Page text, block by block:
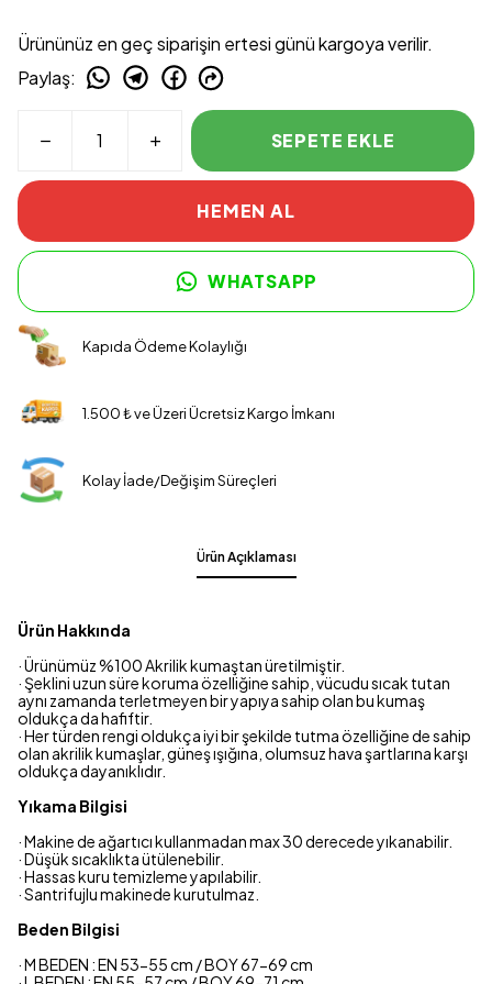
Ürününüz en geç siparişin ertesi günü kargoya verilir.
Paylaş:
SEPETE EKLE
HEMEN AL
WHATSAPP
Kapıda Ödeme Kolaylığı
1.500 ₺ ve Üzeri Ücretsiz Kargo İmkanı
Kolay İade/Değişim Süreçleri
Ürün Açıklaması
Ürün Hakkında
· Ürünümüz %100 Akrilik kumaştan üretilmiştir.
· Şeklini uzun süre koruma özelliğine sahip, vücudu sıcak tutan
aynı zamanda terletmeyen bir yapıya sahip olan bu kumaş
oldukça da hafiftir.
· Her türden rengi oldukça iyi bir şekilde tutma özelliğine de sahip
olan akrilik kumaşlar, güneş ışığına, olumsuz hava şartlarına karşı
oldukça dayanıklıdır.
Yıkama Bilgisi
· Makine de ağartıcı kullanmadan max 30 derecede yıkanabilir.
· Düşük sıcaklıkta ütülenebilir.
· Hassas kuru temizleme yapılabilir.
· Santrifujlu makinede kurutulmaz.
Beden Bilgisi
· M BEDEN : EN 53-55 cm / BOY 67-69 cm